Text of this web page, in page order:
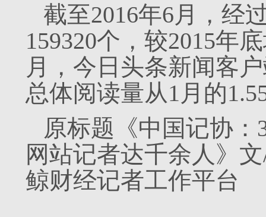
截至2016年6月，经
159320个，较2015年
月，今日头条新闻客
总体阅读量从1月的
原标题《中国记协
网站记者达千余人》
鲸财经记者工作平台